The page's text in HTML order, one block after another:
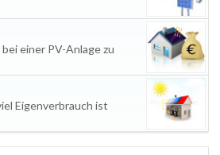
einer PV-Anlage zu
Eigenverbrauch ist